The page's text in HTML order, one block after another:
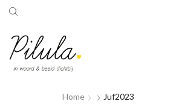
Home Juf2023